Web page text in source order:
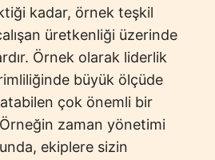
kadar, örnek teşkil
üretkenliği üzerinde
Örnek olarak liderlik
büyük ölçüde
çok önemli bir
zaman yönetimi
ekiplere sizin